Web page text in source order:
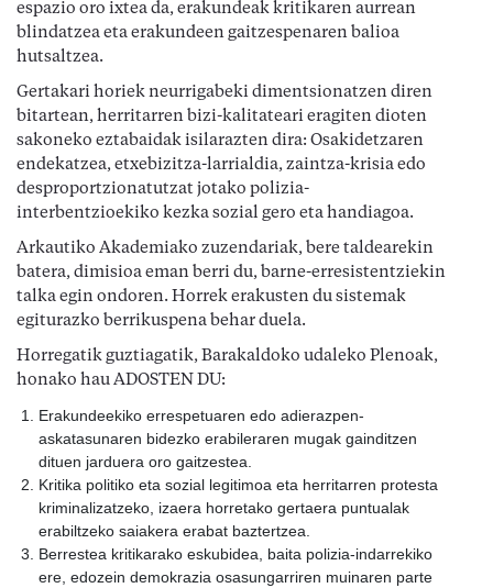
espazio oro ixtea da, erakundeak kritikaren aurrean
blindatzea eta erakundeen gaitzespenaren balioa
hutsaltzea.
Gertakari horiek neurrigabeki dimentsionatzen diren
bitartean, herritarren bizi-kalitateari eragiten dioten
sakoneko eztabaidak isilarazten dira: Osakidetzaren
endekatzea, etxebizitza-larrialdia, zaintza-krisia edo
desproportzionatutzat jotako polizia-
interbentzioekiko kezka sozial gero eta handiagoa.
Arkautiko Akademiako zuzendariak, bere taldearekin
batera, dimisioa eman berri du, barne-erresistentziekin
talka egin ondoren. Horrek erakusten du sistemak
egiturazko berrikuspena behar duela.
Horregatik guztiagatik, Barakaldoko udaleko Plenoak,
honako hau ADOSTEN DU:
Erakundeekiko errespetuaren edo adierazpen-
askatasunaren bidezko erabileraren mugak gainditzen
dituen jarduera oro gaitzestea.
Kritika politiko eta sozial legitimoa eta herritarren protesta
kriminalizatzeko, izaera horretako gertaera puntualak
erabiltzeko saiakera erabat baztertzea.
Berrestea kritikarako eskubidea, baita polizia-indarrekiko
ere, edozein demokrazia osasungarriren muinaren parte